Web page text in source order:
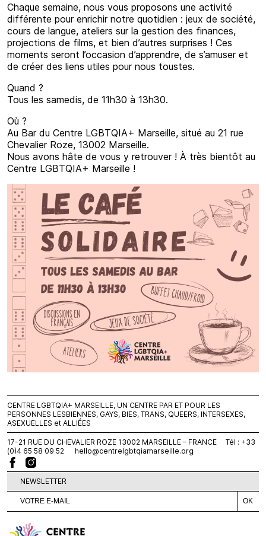
Chaque semaine, nous vous proposons une activité
différente pour enrichir notre quotidien : jeux de société,
cours de langue, ateliers sur la gestion des finances,
projections de films, et bien d’autres surprises ! Ces
moments seront l’occasion d’apprendre, de s’amuser et
de créer des liens utiles pour nous toustes.
Quand ?
Tous les samedis, de 11h30 à 13h30.
Où ?
Au Bar du Centre LGBTQIA+ Marseille, situé au 21 rue
Chevalier Roze, 13002 Marseille.
Nous avons hâte de vous y retrouver ! À très bientôt au
Centre LGBTQIA+ Marseille !
CENTRE LGBTQIA+ MARSEILLE, UN CENTRE PAR ET POUR LES
PERSONNES LESBIENNES, GAYS, BIES, TRANS, QUEERS, INTERSEXES,
ASEXUELLES et ALLIÉES
17-21 RUE DU CHEVALIER ROZE 13002 MARSEILLE – FRANCE Tél : +33
(0)4 65 58 09 52
hello@centrelgbtqiamarseille.org
NEWSLETTER